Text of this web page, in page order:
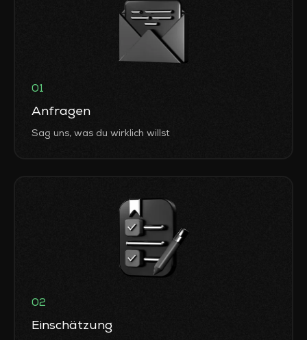
01
Anfragen
Sag uns, was du wirklich willst
02
Einschätzung